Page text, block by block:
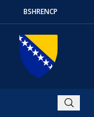
BSHRENСР